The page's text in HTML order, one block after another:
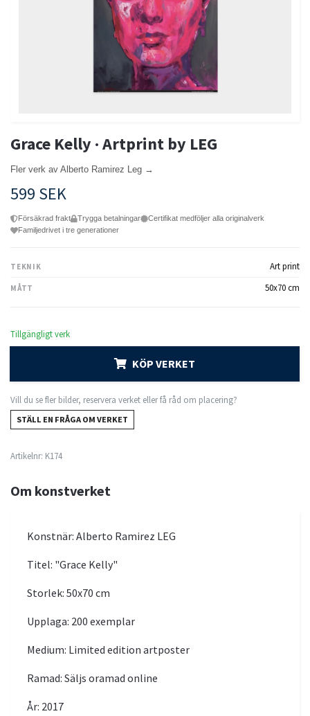
Grace Kelly · Artprint by LEG
Fler verk av Alberto Ramirez Leg →
599 SEK
Försäkrad frakt Trygga betalningar
Certifikat medföljer alla originalverk
Familjedrivet i tre generationer
TEKNIK Art print
MÅTT 50x70 cm
Tillgängligt verk
KÖP VERKET
Vill du se fler bilder, reservera verket eller få råd om placering?
STÄLL EN FRÅGA OM VERKET
Artikelnr: K174
Om konstverket
Konstnär: Alberto Ramirez LEG
Titel: "Grace Kelly"
Storlek: 50x70 cm
Upplaga: 200 exemplar
Medium: Limited edition artposter
Ramad: Säljs oramad online
År: 2017